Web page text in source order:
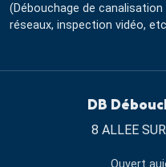
(Débouchage de
réseaux, inspection vidéo,
DB
8 ALLEE
Ouvert